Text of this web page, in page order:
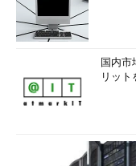
国内市
リット